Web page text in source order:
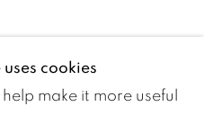
cookies
make it more useful